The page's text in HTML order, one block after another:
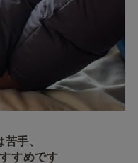
手、
すめです